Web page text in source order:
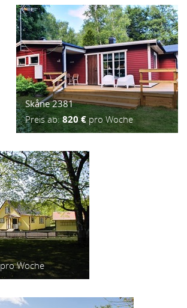
Skåne 2381
Preis ab:820 €pro Woche
pro Woche